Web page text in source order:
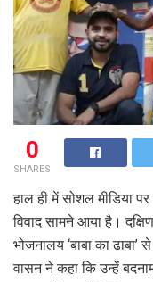
0
SHARES
हाल ही में सोशल मीडिया पर
विवाद सामने आया है।
भोजनालय ‘बाबा का
वासन ने कहा कि उन्हें